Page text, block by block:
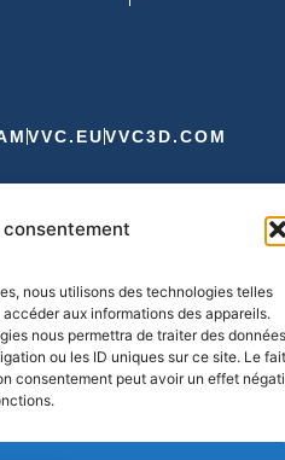
consentement
nous utilisons des technologies telles
aux informations des appareils.
nous permettra de traiter des données
ou les ID uniques sur ce site. Le fait
consentement peut avoir un effet
VVC.EUVVC3D.COM
CookiesExpédition et Livraison
All Rights Reserved